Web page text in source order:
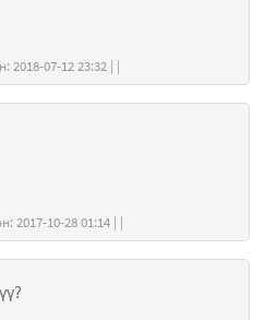
Matar хэзээ бичсэн: 2018-07-12 23:32 | |
Зочин хэзээ бичсэн: 2017-10-28 01:14 | |